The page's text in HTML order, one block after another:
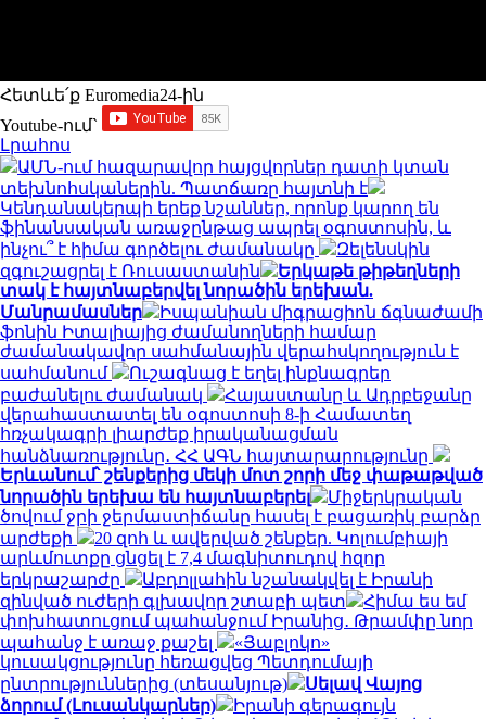
Հետևե՛ք Euromedia24-ին
Youtube-ում`
Լրահոս
ԱՄՆ-ում հազարավոր հայցվորներ դատի կտան
տեխնոհսկաներին. Պատճառը հայտնի է
Կենդանակերպի երեք նշաններ, որոնք կարող են
ֆինանսական առաջընթաց ապրել օգոստոսին, և
ինչու՞ է հիմա գործելու ժամանակը
Զելենսկին
զգուշացրել է Ռուսաստանին
Երկաթե թիթեղների
տակ է հայտնաբերվել նորածին երեխան.
Մանրամասներ
Իսպանիան միգրացիոն ճգնաժամի
ֆոնին Իտալիայից ժամանողների համար
ժամանակավոր սահմանային վերահսկողություն է
սահմանում
Ուշագնաց է եղել ինքնագրեր
բաժանելու ժամանակ
Հայաստանը և Ադրբեջանը
վերահաստատել են օգոստոսի 8-ի Համատեղ
հռչակագրի լիարժեք իրականացման
հանձնառությունը․ ՀՀ ԱԳՆ հայտարարությունը
Երևանում՝ շենքերից մեկի մոտ շորի մեջ փաթաթված
նորածին երեխա են հայտնաբերել
Միջերկրական
ծովում ջրի ջերմաստիճանը հասել է բացառիկ բարձր
արժեքի
20 զոհ և ավերված շենքեր. Կոլումբիայի
արևմուտքը ցնցել է 7,4 մագնիտուդով հզոր
երկրաշարժը
Աբդոլլահին նշանակվել է Իրանի
զինված ուժերի գլխավոր շտաբի պետ
Հիմա ես եմ
փոխհատուցում պահանջում Իրանից․ Թրամփը նոր
պահանջ է առաջ քաշել
«Յաբլոկո»
կուսակցությունը հեռացվեց Պետդումայի
ընտրություններից (տեսանյութ)
Սելավ Վայոց
ձորում (Լուսանկարներ)
Իրանի գերագույն